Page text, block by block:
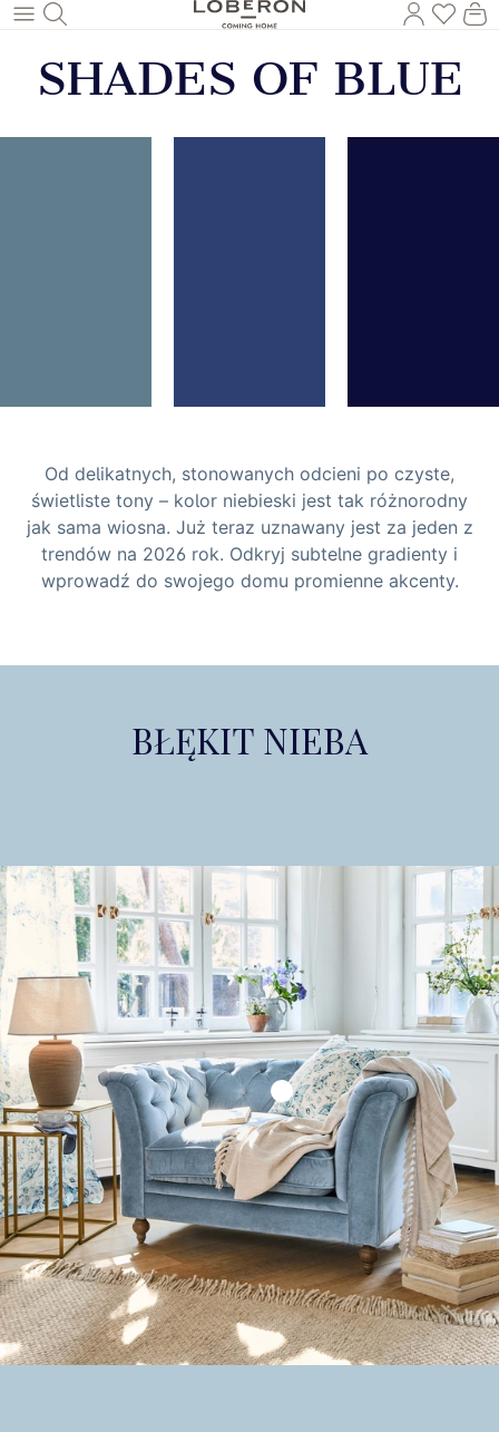
Wróć do wątku głównego
Masz
SHADES OF BLUE
Od delikatnych, stonowanych odcieni po czyste,
świetliste tony – kolor niebieski jest tak różnorodny
jak sama wiosna. Już teraz uznawany jest za jeden z
trendów na 2026 rok. Odkryj subtelne gradienty i
wprowadź do swojego domu promienne akcenty.
BŁĘKIT NIEBA